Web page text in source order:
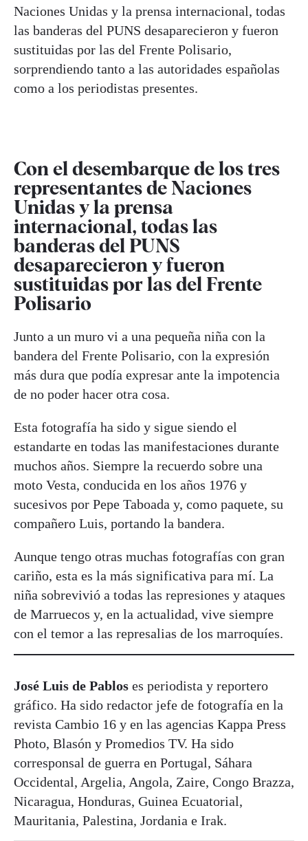
Naciones Unidas y la prensa internacional, todas
las banderas del PUNS desaparecieron y fueron
sustituidas por las del Frente Polisario,
sorprendiendo tanto a las autoridades españolas
como a los periodistas presentes.
Con el desembarque de los tres
representantes de Naciones
Unidas y la prensa
internacional, todas las
banderas del PUNS
desaparecieron y fueron
sustituidas por las del Frente
Polisario
Junto a un muro vi a una pequeña niña con la
bandera del Frente Polisario, con la expresión
más dura que podía expresar ante la impotencia
de no poder hacer otra cosa.
Esta fotografía ha sido y sigue siendo el
estandarte en todas las manifestaciones durante
muchos años. Siempre la recuerdo sobre una
moto Vesta, conducida en los años 1976 y
sucesivos por Pepe Taboada y, como paquete, su
compañero Luis, portando la bandera.
Aunque tengo otras muchas fotografías con gran
cariño, esta es la más significativa para mí. La
niña sobrevivió a todas las represiones y ataques
de Marruecos y, en la actualidad, vive siempre
con el temor a las represalias de los marroquíes.
José Luis de Pablos es periodista y reportero
gráfico. Ha sido redactor jefe de fotografía en la
revista Cambio 16 y en las agencias Kappa Press
Photo, Blasón y Promedios TV. Ha sido
corresponsal de guerra en Portugal, Sáhara
Occidental, Argelia, Angola, Zaire, Congo Brazza,
Nicaragua, Honduras, Guinea Ecuatorial,
Mauritania, Palestina, Jordania e Irak.